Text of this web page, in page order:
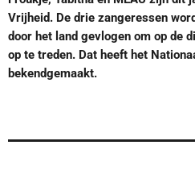
Vrijheid. De drie zangeressen
door het land gevlogen om op de
op te treden. Dat heeft het
bekendgemaakt.